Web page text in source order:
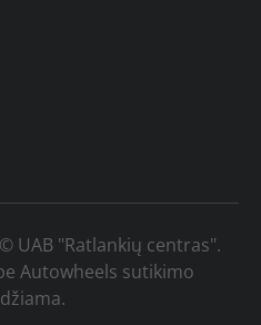
UAB "Ratlankių centras".
Autowheels sutikimo